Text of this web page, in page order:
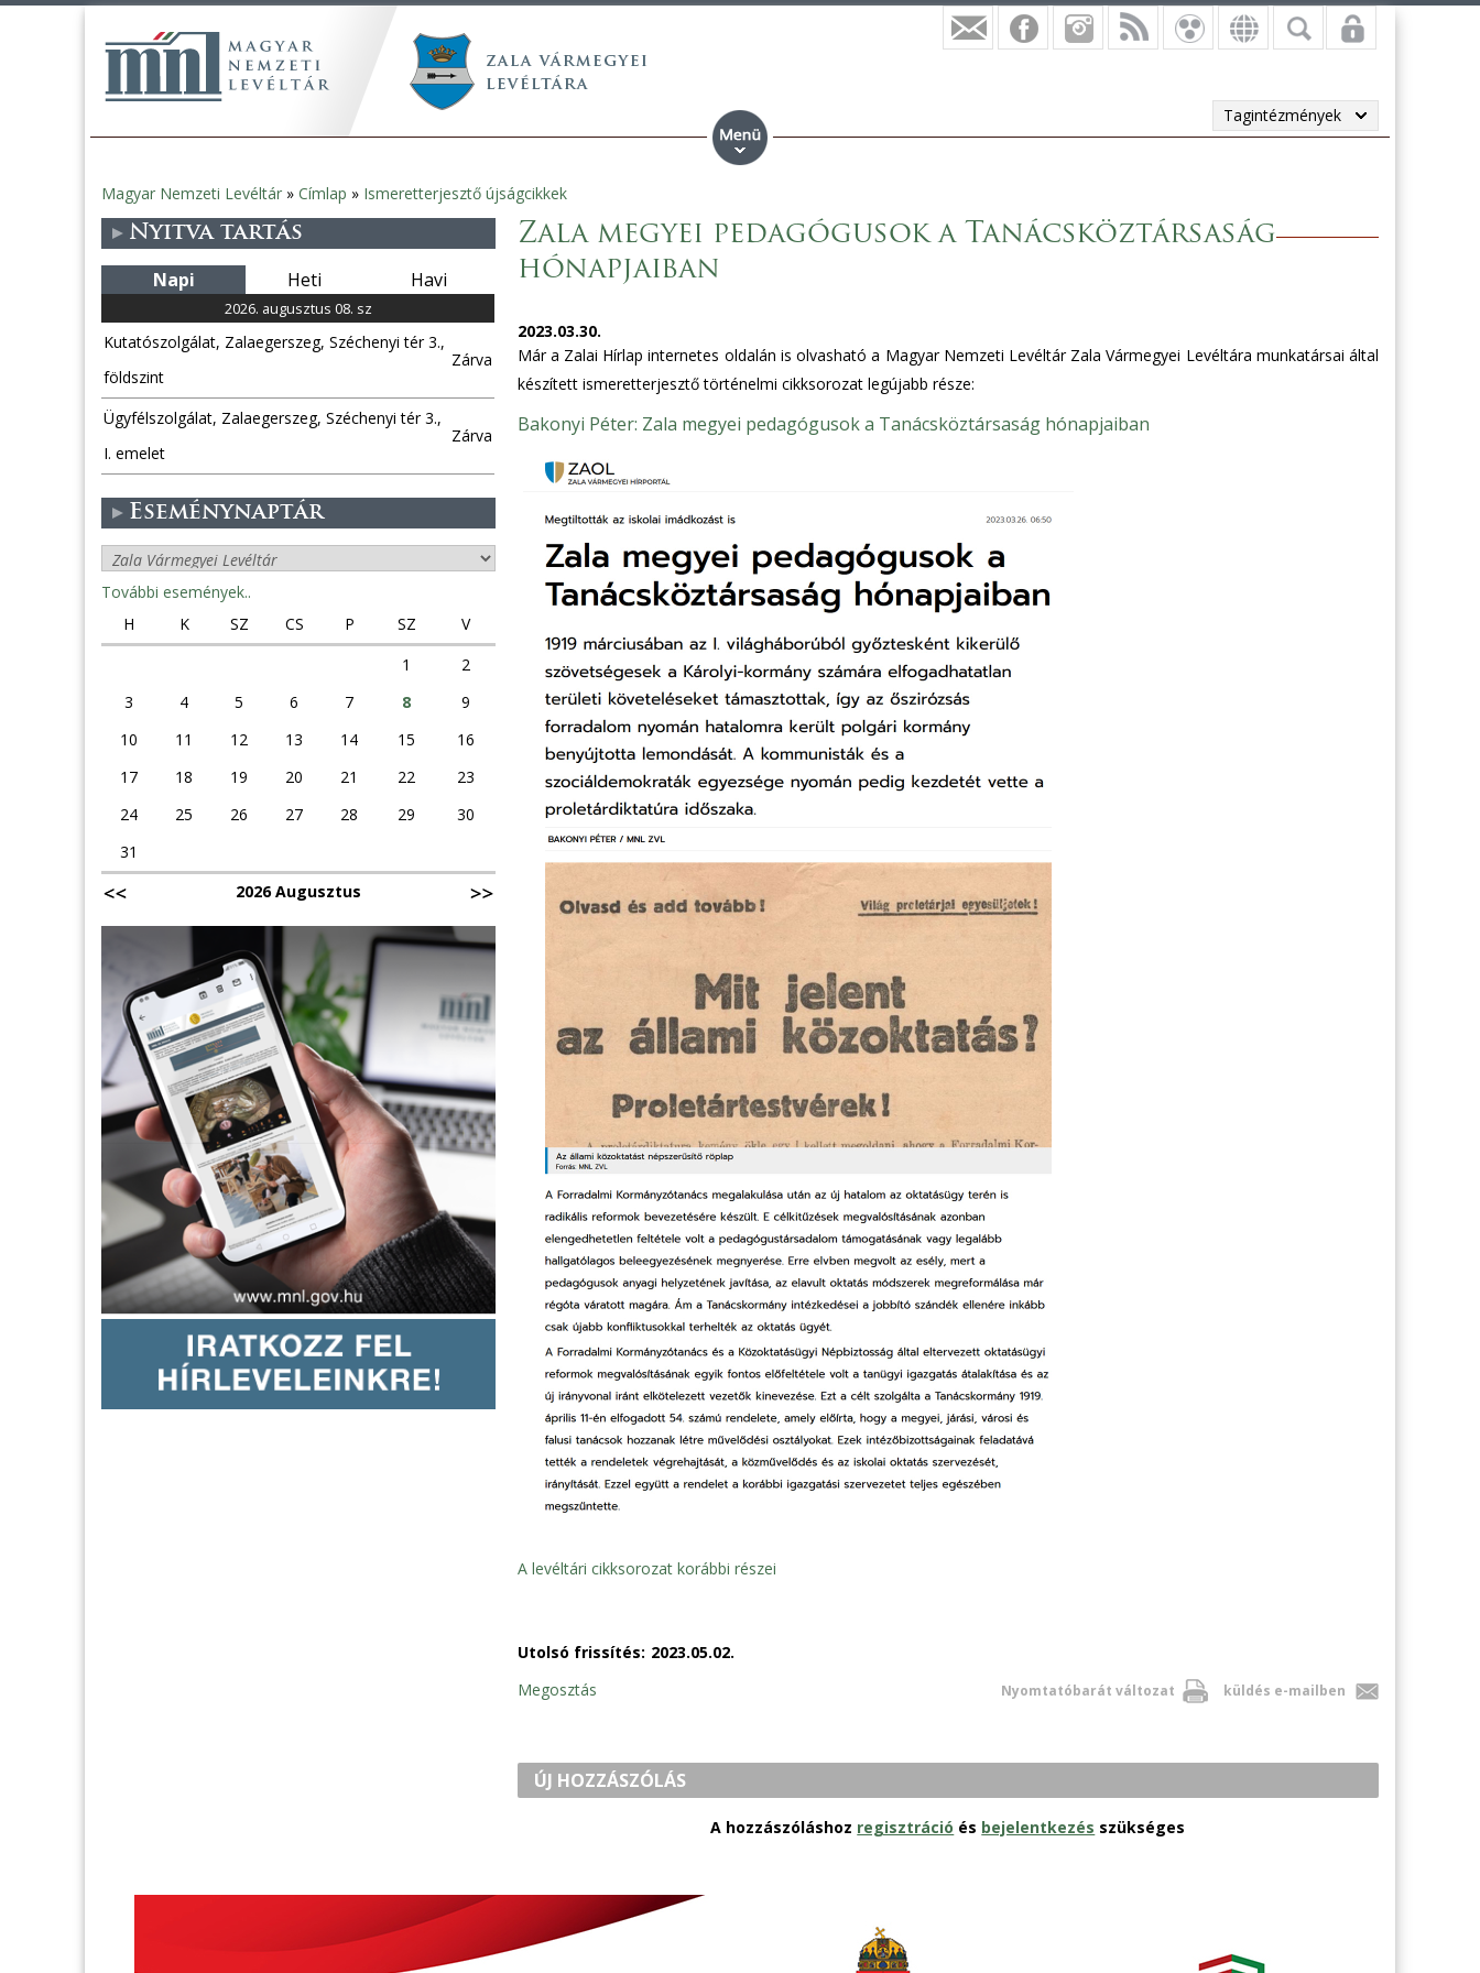
Tagintézmények
Jelenlegi
hely
Magyar Nemzeti Levéltár » Címlap » Ismeretterjesztő újságcikkek
Zala megyei pedagógusok a Tanácsköztársaság
hónapjaiban
2023.03.30.
Már a Zalai Hírlap internetes oldalán is olvasható a Magyar Nemzeti Levéltár Zala Vármegyei Levéltára munkatársai által
készített ismeretterjesztő történelmi cikksorozat legújabb része:
Bakonyi Péter: Zala megyei pedagógusok a Tanácsköztársaság hónapjaiban
A levéltári cikksorozat korábbi részei
Utolsó frissítés: 2023.05.02.
Nyomtatóbarát változat küldés e-mailben
Megosztás
ÚJ HOZZÁSZÓLÁS
A hozzászóláshoz regisztráció és bejelentkezés szükséges
Nyitva tartás
Napi Heti Havi
2026. augusztus 08. sz
Kutatószolgálat, Zalaegerszeg, Széchenyi tér 3.,
földszint
Zárva
Ügyfélszolgálat, Zalaegerszeg, Széchenyi tér 3.,
I. emelet
Zárva
Eseménynaptár
További események..
H
K SZ CS P SZ
V
1
2
3
4 5 6 7 8
9
10
11 12 13 14 15
16
17
18 19 20 21 22
23
24
25 26 27 28 29
30
31
2026 Augusztus